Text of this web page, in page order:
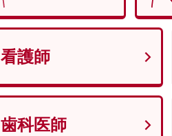
看護師
歯科医師
※半角数字8
男性